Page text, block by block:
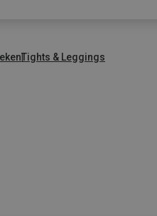
Tights & Leggings